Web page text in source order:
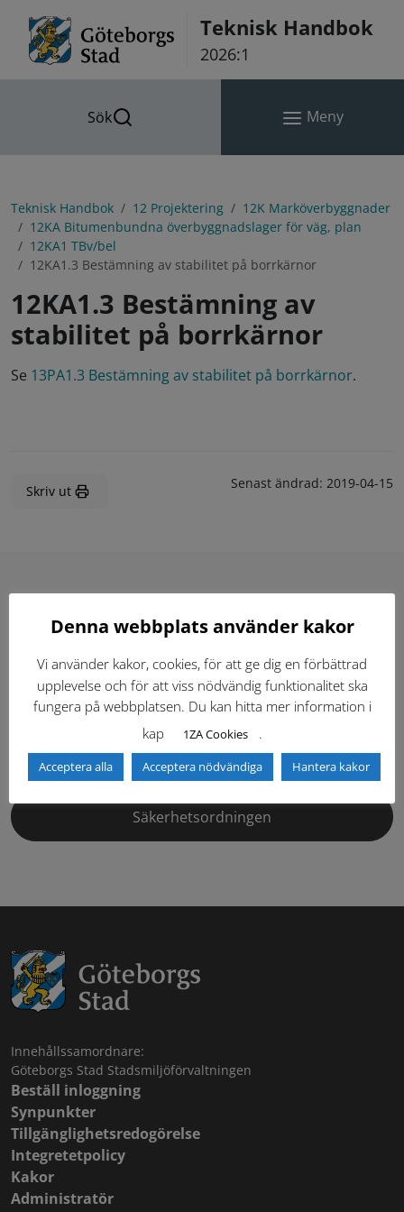
Teknisk Handbok
2026:1
Sök Meny
Teknisk Handbok 12 Projektering
12K Marköverbyggnader
12KA Bitumenbundna överbyggnadslager för väg, plan
12KA1 TBv/bel
12KA1.3 Bestämning av stabilitet på borrkärnor
12KA1.3 Bestämning av
stabilitet på borrkärnor
Se 13PA1.3 Bestämning av stabilitet på borrkärnor.
Skriv ut Senast ändrad: 2019-04-15
Gällande standardritningar (Dwg och pdf)
Dokumentbibliotek Kontaktlista
Tidigare versioner Nyheter
Säkerhetsordningen
Innehållssamordnare:
Göteborgs Stad Stadsmiljöförvaltningen
Beställ inloggning
Synpunkter
Tillgänglighetsredogörelse
Integretetpolicy
Kakor
Administratör
Denna webbplats använder kakor
Vi använder kakor, cookies, för att ge dig en förbättrad
upplevelse och för att viss nödvändig funktionalitet ska
fungera på webbplatsen. Du kan hitta mer information i
kap
1ZA Cookies .
Acceptera alla Acceptera nödvändiga Hantera kakor